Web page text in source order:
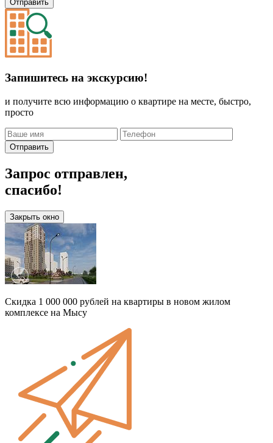
Отправить
Запишитесь на экскурсию!
и получите всю информацию о квартире на месте, быстро,
просто
Отправить
Запрос отправлен,
спасибо!
Закрыть окно
Скидка 1 000 000 рублей на квартиры в новом жилом
комплексе на Мысу